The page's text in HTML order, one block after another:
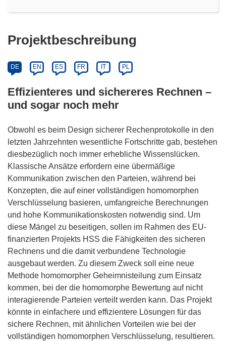
Projektbeschreibung
DE EN ES FR IT PL
Effizienteres und sichereres Rechnen –
und sogar noch mehr
Obwohl es beim Design sicherer Rechenprotokolle in den
letzten Jahrzehnten wesentliche Fortschritte gab, bestehen
diesbezüglich noch immer erhebliche Wissenslücken.
Klassische Ansätze erfordern eine übermäßige
Kommunikation zwischen den Parteien, während bei
Konzepten, die auf einer vollständigen homomorphen
Verschlüsselung basieren, umfangreiche Berechnungen
und hohe Kommunikationskosten notwendig sind. Um
diese Mängel zu beseitigen, sollen im Rahmen des EU-
finanzierten Projekts HSS die Fähigkeiten des sicheren
Rechnens und die damit verbundene Technologie
ausgebaut werden. Zu diesem Zweck soll eine neue
Methode homomorpher Geheimnisteilung zum Einsatz
kommen, bei der die homomorphe Bewertung auf nicht
interagierende Parteien verteilt werden kann. Das Projekt
könnte in einfachere und effizientere Lösungen für das
sichere Rechnen, mit ähnlichen Vorteilen wie bei der
vollständigen homomorphen Verschlüsselung, resultieren.